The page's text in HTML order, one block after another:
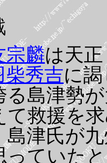
宗麟は天
柴秀吉に
島津勢
て救援を
島津氏が
っていた